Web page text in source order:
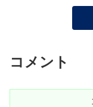
コメント